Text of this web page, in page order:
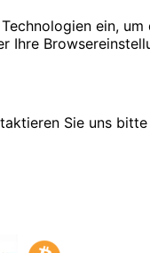
ein,
Ihre
Sie uns